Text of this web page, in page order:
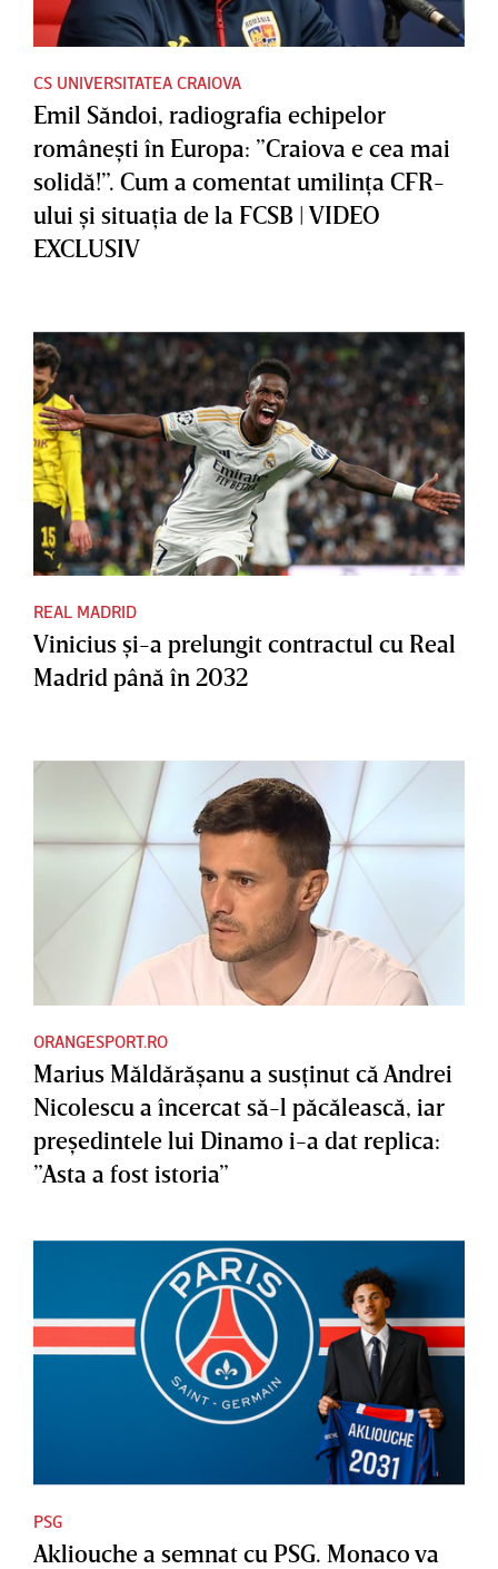
CS UNIVERSITATEA CRAIOVA
Emil Săndoi, radiografia echipelor
româneşti în Europa: ”Craiova e cea mai
solidă!”. Cum a comentat umilinţa CFR-
ului şi situaţia de la FCSB | VIDEO
EXCLUSIV
REAL MADRID
Vinicius şi-a prelungit contractul cu Real
Madrid până în 2032
ORANGESPORT.RO
Marius Măldărăşanu a susţinut că Andrei
Nicolescu a încercat să-l păcălească, iar
preşedintele lui Dinamo i-a dat replica:
”Asta a fost istoria”
PSG
Akliouche a semnat cu PSG. Monaco va